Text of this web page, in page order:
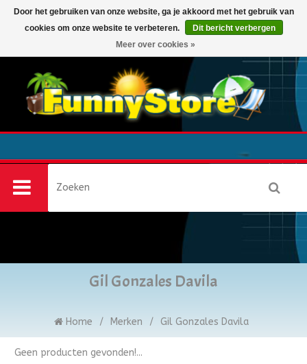
0
Gil Gonzales Davila
Home / Merken / Gil Gonzales Davila
Geen producten gevonden!...
Door het gebruiken van onze website, ga je akkoord met het gebruik van
cookies om onze website te verbeteren.
Dit bericht verbergen
Meer over cookies »